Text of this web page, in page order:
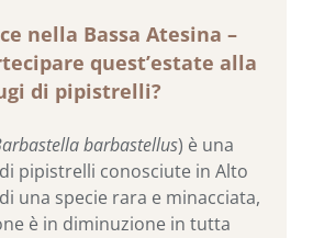
nella Bassa Atesina –
quest’estate alla
di pipistrelli?
barbastellus) è una
pipistrelli conosciute in Alto
una specie rara e minacciata,
è in diminuzione in tutta